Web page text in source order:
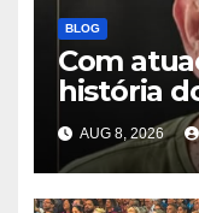
BLOG
Com
história
morre
decreta
dias
AUG 8, 2026